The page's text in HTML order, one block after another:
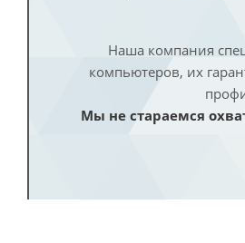
Наша компания
компьютеров, их
Мы не стараемся